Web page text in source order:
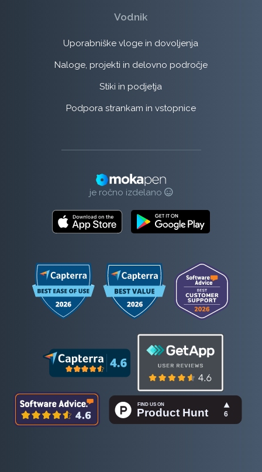
Vodnik
Uporabniške vloge in dovoljenja
Naloge, projekti in delovno področje
Stiki in podjetja
Podpora strankam in vstopnice
je ročno izdelano